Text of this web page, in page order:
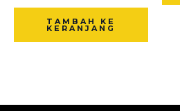
TAMBAH KE
KERANJANG